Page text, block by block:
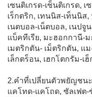
เซนติเกรด-เซ็นติเกรด,
เร็กตริก, เทนนิส-เท็นนิ
เนตบอล-เน็ตบอล, เนปจู
แบ็คทีเรีย, มะฮอกกานี-
เมตริกตัน- เม็ตริกตัน, แ
เล็กตร็อน, เฮกโตกรัม-เ
2.คำที่เปลี่ยนตัวพยัญชน
แคโทด-แคโถด, ซัลเฟต-